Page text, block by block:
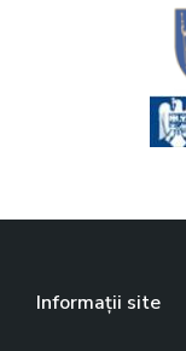
Informații site